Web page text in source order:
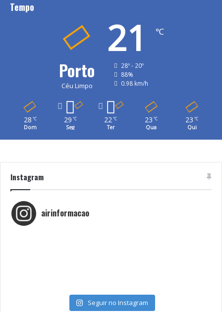
Tempo
Porto
Céu Limpo
21 ℃
28º - 20º
88%
0.98 km/h
28 ℃
Dom
29 ℃
Seg
22℃
Ter
23 ℃
Qua
23 ℃
Qui
Instagram
airinformacao
Seguir no Instagram